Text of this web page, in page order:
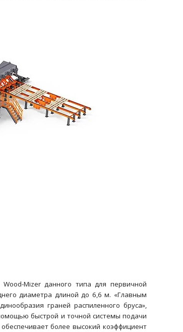
Mizer данного типа для первичной
диаметра длиной до 6,6 м. «Главным
граней распиленного бруса»,
быстрой и точной системы подачи
более высокий коэффициент